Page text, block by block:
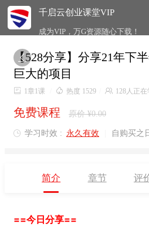
千启云创业课堂VIP
成为VIP，万G资源随心下载！

【528分享】分享21年下
巨大的项目
 1章1课  热度 1529  128人正在
免费课程 原价 ¥0.00
 学习时效 : 永久有效 自购买之
简介 章节 评
==今日分享==